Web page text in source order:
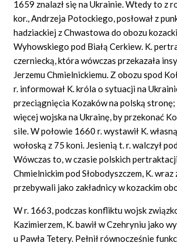
1659 znalazł się na Ukrainie. Wtedy to z
kor., Andrzeja Potockiego, posłował z
hadziackiej z Chwastowa do obozu
Wyhowskiego pod Białą Cerkiew. K.
czerniecką, która wówczas przekazała
Jerzemu Chmielnickiemu. Z obozu spod
r. informował K. króla o sytuacji na
przeciągnięcia Kozaków na polską stronę;
więcej wojska na Ukrainę, by przekonać
sile. W połowie 1660 r. wystawił K.
wołoską z 75 koni. Jesienią t. r. walczył
Wówczas to, w czasie polskich
Chmielnickim pod Słobodyszczem, K.
przebywali jako zakładnicy w kozackim
W r. 1663, podczas konfliktu wojsk
Kazimierzem, K. bawił w Czehryniu jako
u Pawła Tetery. Pełnił równocześnie